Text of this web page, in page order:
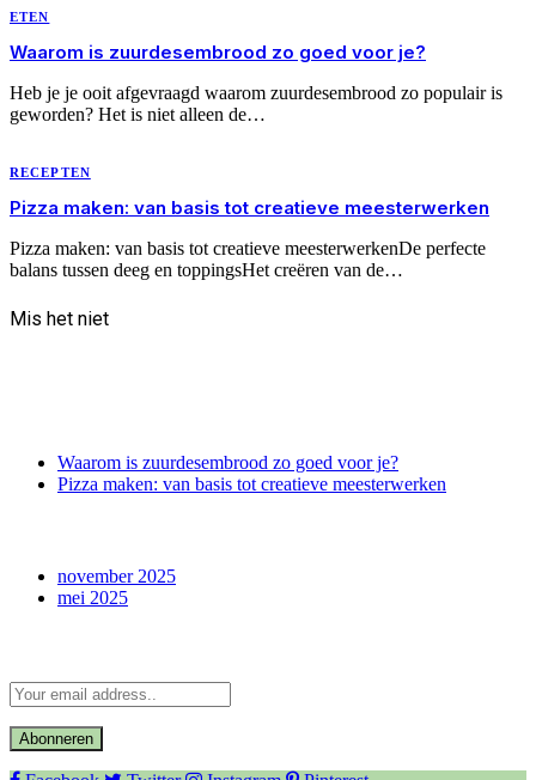
ETEN
Waarom is zuurdesembrood zo goed voor je?
Heb je je ooit afgevraagd waarom zuurdesembrood zo populair is
geworden? Het is niet alleen de…
RECEPTEN
Pizza maken: van basis tot creatieve meesterwerken
Pizza maken: van basis tot creatieve meesterwerkenDe perfecte
balans tussen deeg en toppingsHet creëren van de…
Mis het niet
Waarom is zuurdesembrood zo goed voor je?
Pizza maken: van basis tot creatieve meesterwerken
november 2025
mei 2025